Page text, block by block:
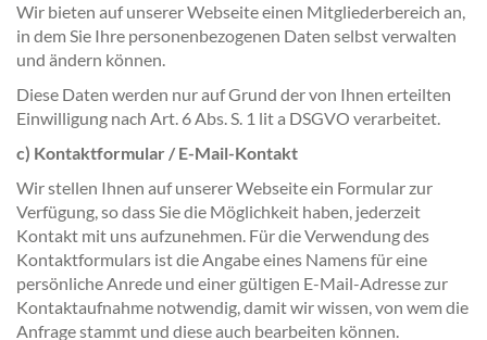
Wir bieten auf unserer Webseite einen Mitgliederbereich an,
in dem Sie Ihre personenbezogenen Daten selbst verwalten
und ändern können.
Diese Daten werden nur auf Grund der von Ihnen erteilten
Einwilligung nach Art. 6 Abs. S. 1 lit a DSGVO verarbeitet.
c) Kontaktformular / E-Mail-Kontakt
Wir stellen Ihnen auf unserer Webseite ein Formular zur
Verfügung, so dass Sie die Möglichkeit haben, jederzeit
Kontakt mit uns aufzunehmen. Für die Verwendung des
Kontaktformulars ist die Angabe eines Namens für eine
persönliche Anrede und einer gültigen E-Mail-Adresse zur
Kontaktaufnahme notwendig, damit wir wissen, von wem die
Anfrage stammt und diese auch bearbeiten können.